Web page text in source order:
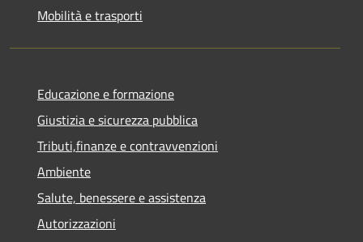
Mobilità e trasporti
Educazione e formazione
Giustizia e sicurezza pubblica
Tributi,finanze e contravvenzioni
Ambiente
Salute, benessere e assistenza
Autorizzazioni